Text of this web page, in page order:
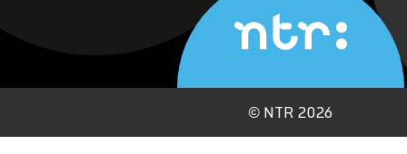
© NTR 2026